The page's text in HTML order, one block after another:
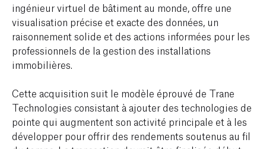
ingénieur virtuel de bâtiment au monde, offre une
visualisation précise et exacte des données, un
raisonnement solide et des actions informées pour les
professionnels de la gestion des installations
immobilières.
Cette acquisition suit le modèle éprouvé de Trane
Technologies consistant à ajouter des technologies de
pointe qui augmentent son activité principale et à les
développer pour offrir des rendements soutenus au fil